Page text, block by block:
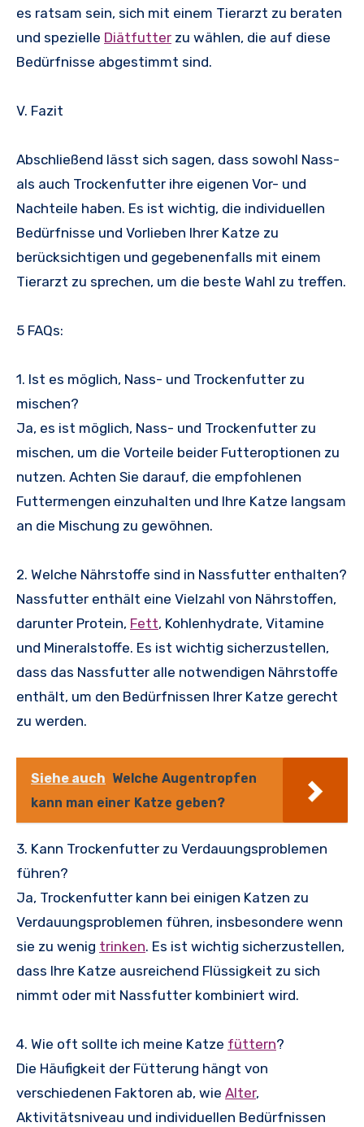
es ratsam sein, sich mit einem Tierarzt zu beraten
und spezielle Diätfutter zu wählen, die auf diese
Bedürfnisse abgestimmt sind.
V. Fazit
Abschließend lässt sich sagen, dass sowohl Nass-
als auch Trockenfutter ihre eigenen Vor- und
Nachteile haben. Es ist wichtig, die individuellen
Bedürfnisse und Vorlieben Ihrer Katze zu
berücksichtigen und gegebenenfalls mit einem
Tierarzt zu sprechen, um die beste Wahl zu treffen.
5 FAQs:
1. Ist es möglich, Nass- und Trockenfutter zu
mischen?
Ja, es ist möglich, Nass- und Trockenfutter zu
mischen, um die Vorteile beider Futteroptionen zu
nutzen. Achten Sie darauf, die empfohlenen
Futtermengen einzuhalten und Ihre Katze langsam
an die Mischung zu gewöhnen.
2. Welche Nährstoffe sind in Nassfutter enthalten?
Nassfutter enthält eine Vielzahl von Nährstoffen,
darunter Protein, Fett, Kohlenhydrate, Vitamine
und Mineralstoffe. Es ist wichtig sicherzustellen,
dass das Nassfutter alle notwendigen Nährstoffe
enthält, um den Bedürfnissen Ihrer Katze gerecht
zu werden.
Siehe auch Welche Augentropfen
kann man einer Katze geben?
3. Kann Trockenfutter zu Verdauungsproblemen
führen?
Ja, Trockenfutter kann bei einigen Katzen zu
Verdauungsproblemen führen, insbesondere wenn
sie zu wenig trinken. Es ist wichtig sicherzustellen,
dass Ihre Katze ausreichend Flüssigkeit zu sich
nimmt oder mit Nassfutter kombiniert wird.
4. Wie oft sollte ich meine Katze füttern?
Die Häufigkeit der Fütterung hängt von
verschiedenen Faktoren ab, wie Alter,
Aktivitätsniveau und individuellen Bedürfnissen